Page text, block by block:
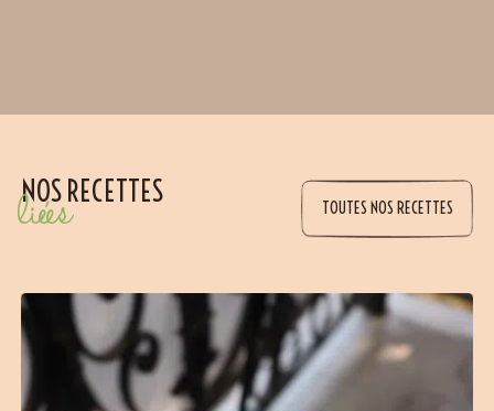
NOS RECETTES
liées TOUTES NOS RECETTES